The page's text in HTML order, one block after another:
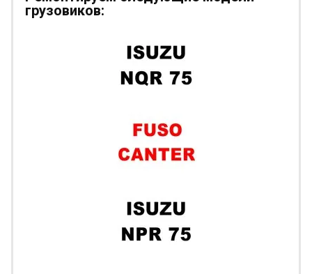
грузовиков: